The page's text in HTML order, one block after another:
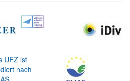
UFZ ist
nach